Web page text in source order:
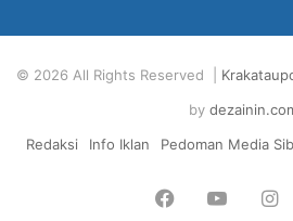
© 2026 All Rights Reserved |
by
Redaksi
Info Iklan Pedoman Media
Facebook